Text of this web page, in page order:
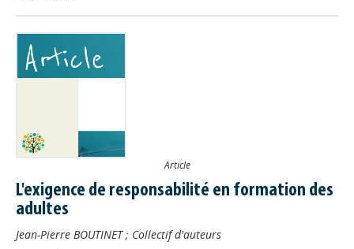
Article
L'exigence de responsabilité en formation des
adultes
Jean-Pierre BOUTINET; Collectif d'auteurs